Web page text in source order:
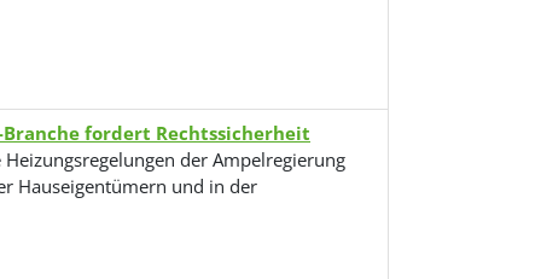
fordert Rechtssicherheit
der Ampelregierung
Hauseigentümern und in der